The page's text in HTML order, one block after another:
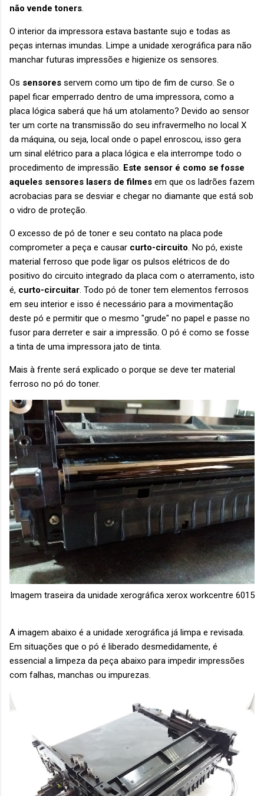
não vende toners.
O interior da impressora estava bastante sujo e todas as
peças internas imundas. Limpe a unidade xerográfica para não
manchar futuras impressões e higienize os sensores.
Os sensores servem como um tipo de fim de curso. Se o
papel ficar emperrado dentro de uma impressora, como a
placa lógica saberá que há um atolamento? Devido ao sensor
ter um corte na transmissão do seu infravermelho no local X
da máquina, ou seja, local onde o papel enroscou, isso gera
um sinal elétrico para a placa lógica e ela interrompe todo o
procedimento de impressão. Este sensor é como se fosse
aqueles sensores lasers de filmes em que os ladrões fazem
acrobacias para se desviar e chegar no diamante que está sob
o vidro de proteção.
O excesso de pó de toner e seu contato na placa pode
comprometer a peça e causar curto-circuito. No pó, existe
material ferroso que pode ligar os pulsos elétricos de do
positivo do circuito integrado da placa com o aterramento, isto
é, curto-circuitar. Todo pó de toner tem elementos ferrosos
em seu interior e isso é necessário para a movimentação
deste pó e permitir que o mesmo "grude" no papel e passe no
fusor para derreter e sair a impressão. O pó é como se fosse
a tinta de uma impressora jato de tinta.
Mais à frente será explicado o porque se deve ter material
ferroso no pó do toner.
Imagem traseira da unidade xerográfica xerox workcentre 6015
A imagem abaixo é a unidade xerográfica já limpa e revisada.
Em situações que o pó é liberado desmedidamente, é
essencial a limpeza da peça abaixo para impedir impressões
com falhas, manchas ou impurezas.